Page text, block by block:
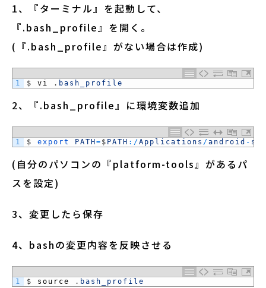
1、『ターミナル』を起動して、
『.bash_profile』を開く。
(『.bash_profile』がない場合は作成)
1 $ vi . bash_profile
2、『.bash_profile』に環境変数追加
1 $ export PATH = $ PATH : /Applications /android -
(自分のパソコンの『platform-tools』があるパ
スを設定)
3、変更したら保存
4、bashの変更内容を反映させる
1 $ source . bash_profile